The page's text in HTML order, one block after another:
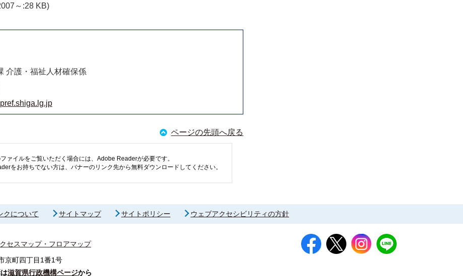
～:28 KB)
介護・福祉人材確保係
ページの先頭へ戻る
ァイルをご覧いただく場合には、Adobe Readerが必要です。
をお持ちでない方は、バナーのリンク先から無料ダウンロードしてください。
クについて サイトマップ サイトポリシー ウェブアクセシビリティの方針
セスマップ・フロアマップ
京町四丁目1番1号
滋賀県行政機構ページから